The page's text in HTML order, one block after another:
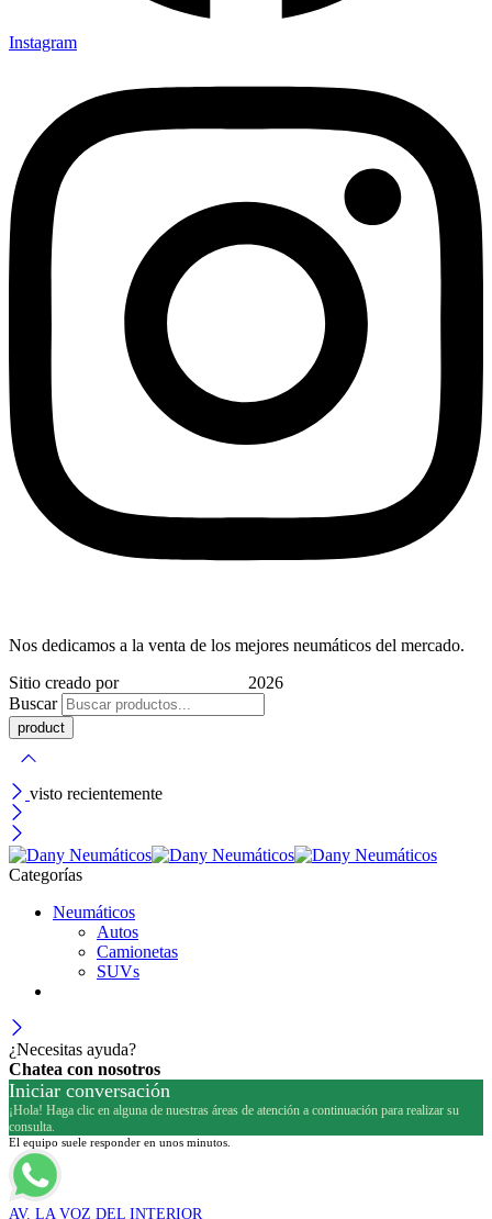
Instagram
Nos dedicamos a la venta de los mejores neumáticos del mercado.
Sitio creado por
2026
Buscar
visto recientemente
Categorías
Neumáticos
Autos
Camionetas
SUVs
¿Necesitas ayuda?
Chatea con nosotros
Iniciar conversación
¡Hola! Haga clic en alguna de nuestras áreas de atención a continuación para realizar su
consulta.
El equipo suele responder en unos minutos.
AV. LA VOZ DEL INTERIOR